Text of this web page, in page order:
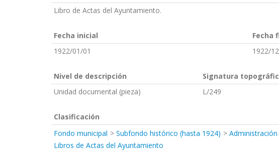
Libro de Actas del Ayuntamiento.
Fecha inicial
Fecha
1922/01/01
1922/
Nivel de descripción Signatura
Unidad documental (pieza)
L/249
Clasificación
Fondo municipal
Subfondo histórico (hasta 1924)
Libros de Actas del Ayuntamiento